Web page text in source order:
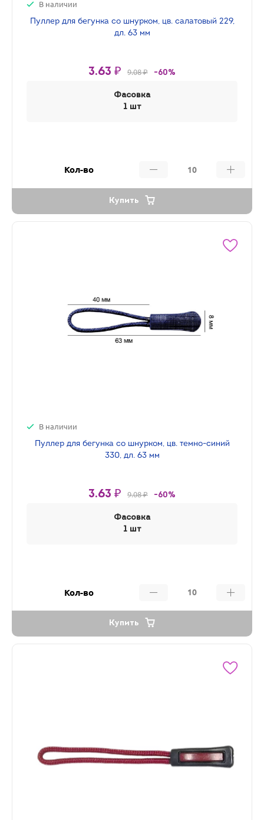
В наличии
Пуллер для бегунка со шнурком, цв. салатовый 229,
дл. 63 мм
3.63 ₽ 9.08 ₽ -60%
Фасовка
1 шт
Кол-во
Купить
В наличии
Пуллер для бегунка со шнурком, цв. темно-синий
330, дл. 63 мм
3.63 ₽ 9.08 ₽ -60%
Фасовка
1 шт
Кол-во
Купить